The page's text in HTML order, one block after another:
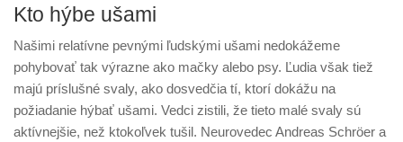
Kto hýbe ušami
Našimi relatívne pevnými ľudskými ušami nedokážeme
pohybovať tak výrazne ako mačky alebo psy. Ľudia však tiež
majú príslušné svaly, ako dosvedčia tí, ktorí dokážu na
požiadanie hýbať ušami. Vedci zistili, že tieto malé svaly sú
aktívnejšie, než ktokoľvek tušil. Neurovedec Andreas Schröer a